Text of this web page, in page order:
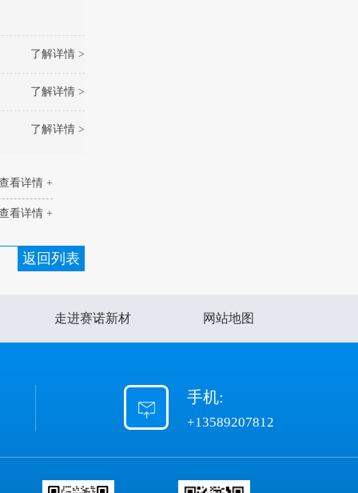
了解详情 >
了解详情 >
了解详情 >
看详情 +
看详情 +
返回列表
走进赛诺新材 网站地图
手机:
+13589207812